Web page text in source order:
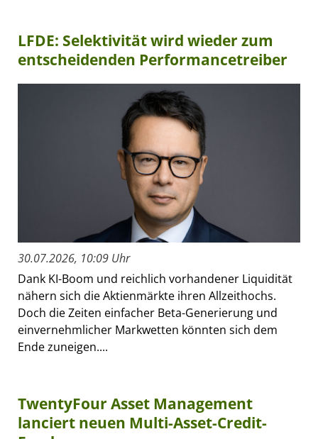
LFDE: Selektivität wird wieder zum
entscheidenden Performancetreiber
30.07.2026, 10:09 Uhr
Dank KI-Boom und reichlich vorhandener Liquidität
nähern sich die Aktienmärkte ihren Allzeithochs.
Doch die Zeiten einfacher Beta-Generierung und
einvernehmlicher Markwetten könnten sich dem
Ende zuneigen....
TwentyFour Asset Management
lanciert neuen Multi-Asset-Credit-